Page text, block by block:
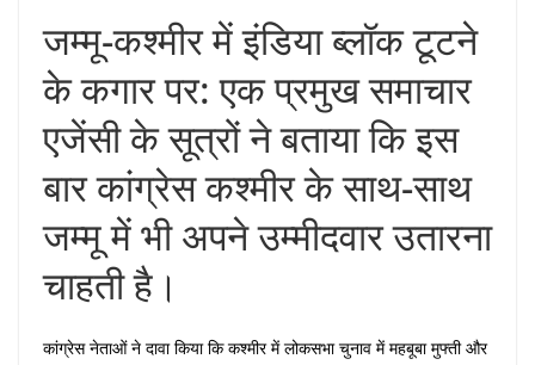
जम्मू-कश्मीर में इंडिया ब्लॉक टूटने
के कगार पर: एक प्रमुख समाचार
एजेंसी के सूत्रों ने बताया कि इस
बार कांग्रेस कश्मीर के साथ-साथ
जम्मू में भी अपने उम्मीदवार उतारना
चाहती है।
कांग्रेस नेताओं ने दावा किया कि कश्मीर में लोकसभा चुनाव में महबूबा मुफ्ती और